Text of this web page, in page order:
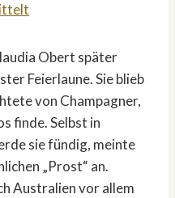
Obert später
Feierlaune. Sie blieb
von Champagner,
finde. Selbst in
sie fündig, meinte
„Prost“ an.
Australien vor allem